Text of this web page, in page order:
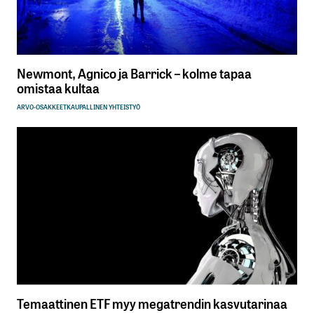
Newmont, Agnico ja Barrick – kolme tapaa
omistaa kultaa
ARVO-OSAKKEETKAUPALLINEN YHTEISTYÖ
Temaattinen ETF myy megatrendin kasvutarinaa